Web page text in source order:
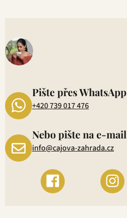
Pište přes WhatsApp
+420 739 017 476
Nebo pište na e-mail
info@cajova-zahrada.cz